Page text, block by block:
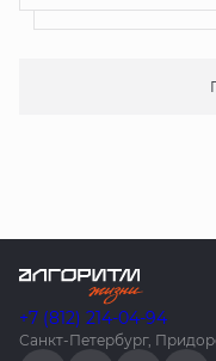
+7 (812) 214-04-94
Санкт-Петербург,